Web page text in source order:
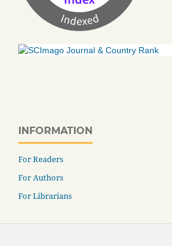
INFORMATION
For Readers
For Authors
For Librarians